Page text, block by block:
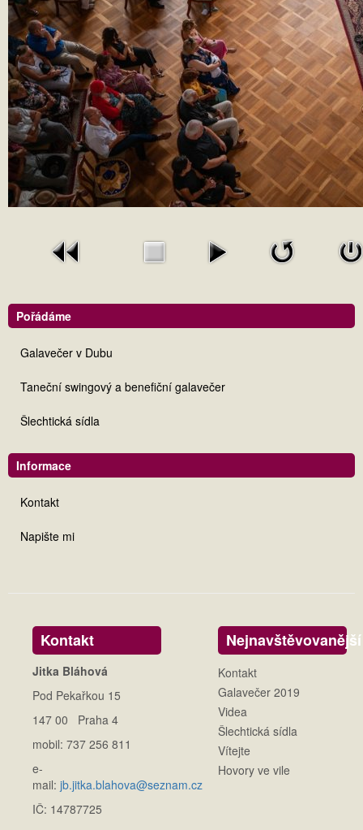
Pořádáme
Galavečer v Dubu
Taneční swingový a benefiční galavečer
Šlechtická sídla
Informace
Kontakt
Napište mi
Kontakt
Jitka Bláhová
Pod Pekařkou 15
147 00 Praha 4
mobil: 737 256 811
e-
mail: jb.jitka.blahova@seznam.cz
IČ: 14787725
Nejnavštěvovanější
Kontakt
Galavečer 2019
Videa
Šlechtická sídla
Vítejte
Hovory ve vile